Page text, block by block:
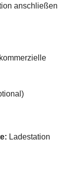
anschließen
Ladestation